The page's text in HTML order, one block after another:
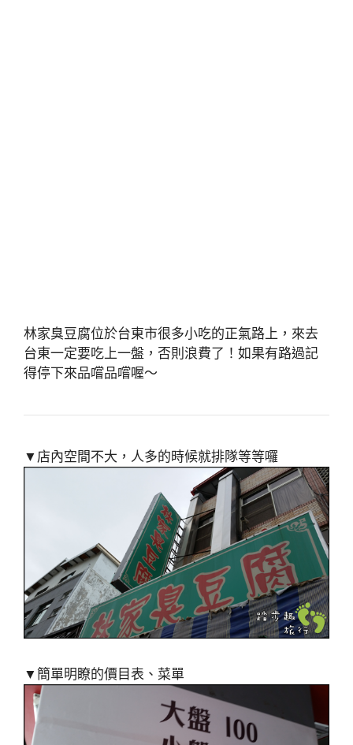
林家臭豆腐位於台東市很多小吃的正氣路上，來去
台東一定要吃上一盤，否則浪費了！如果有路過記
得停下來品嚐品嚐喔～
▼店內空間不大，人多的時候就排隊等等囉
▼簡單明瞭的價目表、菜單